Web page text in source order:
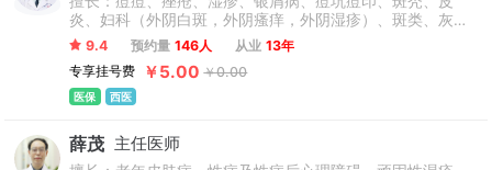
炎、妇科（外阴白斑，外阴瘙痒，外阴湿疹）、斑类、灰指
甲等各种慢性疑难杂症。
9.4 预约量 146人 从业 13年
专享挂号费
￥5.00 ￥0.00
医保 西医
薛茂 主任医师